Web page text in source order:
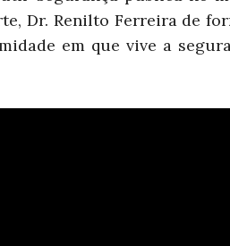
Dr. Renilto Ferreira de
em que vive a